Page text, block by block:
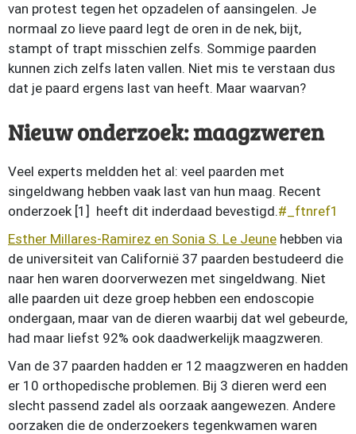
van protest tegen het opzadelen of aansingelen. Je
normaal zo lieve paard legt de oren in de nek, bijt,
stampt of trapt misschien zelfs. Sommige paarden
kunnen zich zelfs laten vallen. Niet mis te verstaan dus
dat je paard ergens last van heeft. Maar waarvan?
Nieuw onderzoek: maagzweren
Veel experts meldden het al: veel paarden met
singeldwang hebben vaak last van hun maag. Recent
onderzoek [1] heeft dit inderdaad bevestigd.
Esther Millares-Ramirez en Sonia S. Le Jeune hebben via
de universiteit van Californië 37 paarden bestudeerd die
naar hen waren doorverwezen met singeldwang. Niet
alle paarden uit deze groep hebben een endoscopie
ondergaan, maar van de dieren waarbij dat wel gebeurde,
had maar liefst 92% ook daadwerkelijk maagzweren.
Van de 37 paarden hadden er 12 maagzweren en hadden
er 10 orthopedische problemen. Bij 3 dieren werd een
slecht passend zadel als oorzaak aangewezen. Andere
oorzaken die de onderzoekers tegenkwamen waren